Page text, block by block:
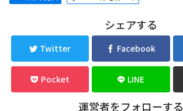
シェアする
Twitter Facebook
Pocket LINE
運営者をフォローする